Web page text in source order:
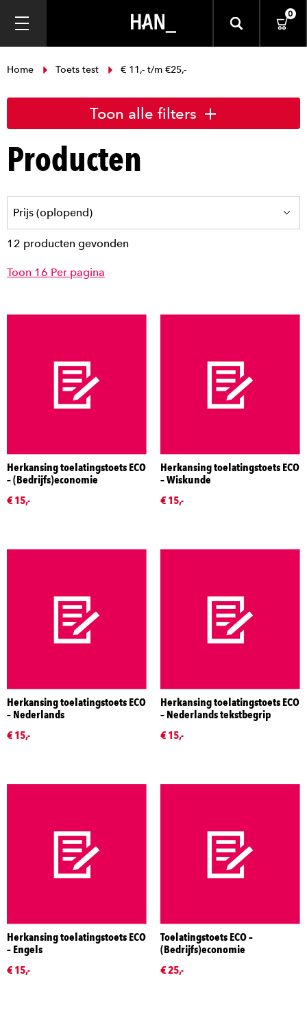
0
Home Toets test € 11,- t/m €25,-
Toon alle filters
Producten
12 producten gevonden
Toon 16 Per pagina
Herkansing toelatingstoets ECO
– (Bedrijfs)economie
€ 15,-
Herkansing toelatingstoets ECO
– Wiskunde
€ 15,-
Herkansing toelatingstoets ECO
– Nederlands
€ 15,-
Herkansing toelatingstoets ECO
– Nederlands tekstbegrip
€ 15,-
Herkansing toelatingstoets ECO
– Engels
€ 15,-
Toelatingstoets ECO –
(Bedrijfs)economie
€ 25,-